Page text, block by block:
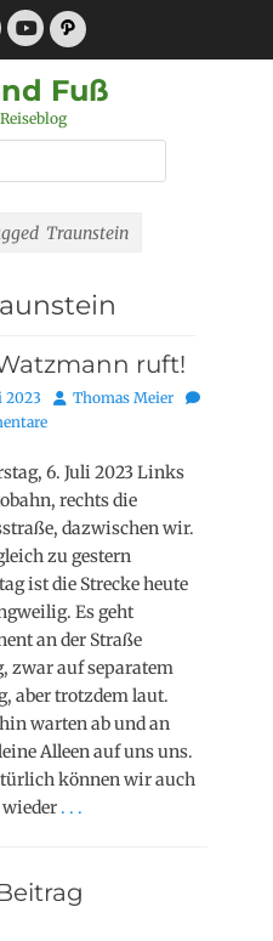
YouTube
Pfad
Fuß
Traunstein
ruft!
2023 AutorThomas Meier
6. Juli 2023 Links
rechts die
dazwischen wir.
zu gestern
ist die Strecke heute
Es geht
an der Straße
zwar auf separatem
aber trotzdem laut.
warten ab und an
Alleen auf uns uns.
können wir auch
. . .